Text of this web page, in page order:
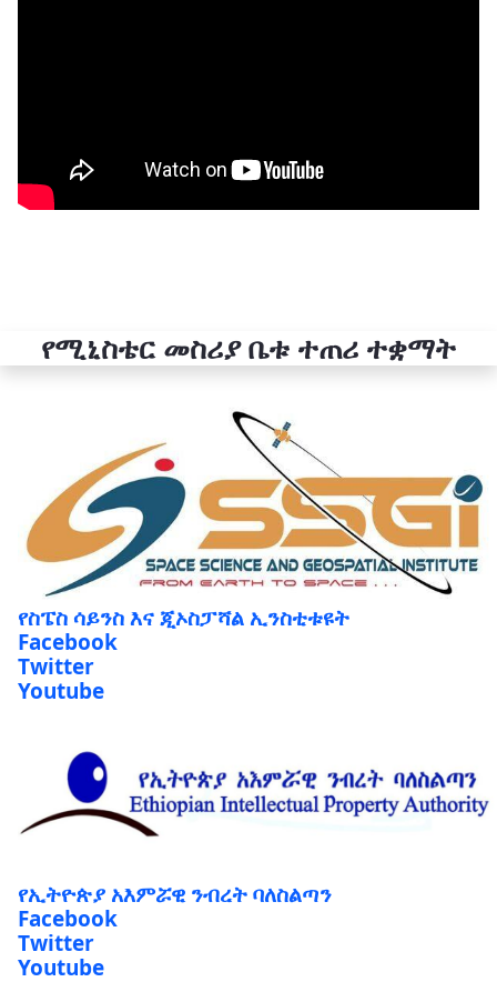
የሚኒስቴር መስሪያ ቤቱ ተጠሪ ተቋማት
የስፔስ ሳይንስ እና ጂኦስፓሻል ኢንስቲቱዩት
Facebook
Twitter
Youtube
የኢትዮጵያ አእምሯዊ ንብረት ባለስልጣን
Facebook
Twitter
Youtube